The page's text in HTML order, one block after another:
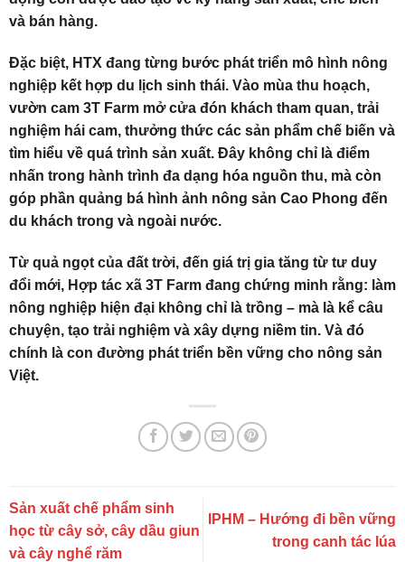
và bán hàng.
Đặc biệt, HTX đang từng bước phát triển mô hình nông
nghiệp kết hợp du lịch sinh thái. Vào mùa thu hoạch,
vườn cam 3T Farm mở cửa đón khách tham quan, trải
nghiệm hái cam, thưởng thức các sản phẩm chế biến và
tìm hiểu về quá trình sản xuất. Đây không chỉ là điểm
nhấn trong hành trình đa dạng hóa nguồn thu, mà còn
góp phần quảng bá hình ảnh nông sản Cao Phong đến
du khách trong và ngoài nước.
Từ quả ngọt của đất trời, đến giá trị gia tăng từ tư duy
đổi mới, Hợp tác xã 3T Farm đang chứng minh rằng: làm
nông nghiệp hiện đại không chỉ là trồng – mà là kể câu
chuyện, tạo trải nghiệm và xây dựng niềm tin. Và đó
chính là con đường phát triển bền vững cho nông sản
Việt.
Sản xuất chế phẩm sinh
học từ cây sở, cây dầu giun
và cây nghể răm
IPHM – Hướng đi bền vững
trong canh tác lúa